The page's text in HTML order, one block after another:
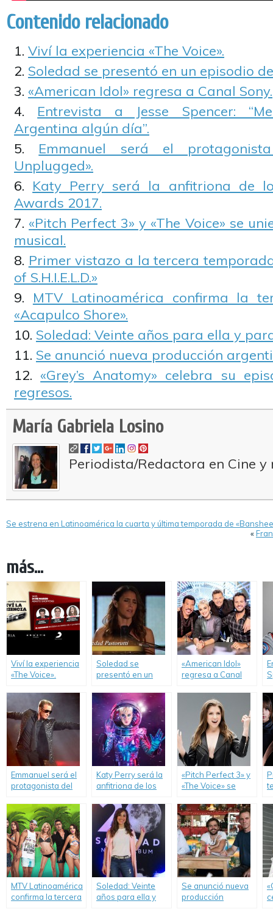
Contenido relacionado
Viví la experiencia «The Voice».
Soledad se presentó en un episodio
«American Idol» regresa a Canal Sony.
Entrevista a Jesse Spencer:
Argentina algún día”.
Emmanuel será el
Unplugged».
Katy Perry será la anfitriona de
Awards 2017.
«Pitch Perfect 3» y «The Voice» se
musical.
Primer vistazo a la tercera
of S.H.I.E.L.D.»
MTV Latinoamérica confirma la
«Acapulco Shore».
Soledad: Veinte años para ella y
Se anunció nueva producción
«Grey’s Anatomy» celebra su
regresos.
María Gabriela Losino
Periodista/Redactora en Cine y
Se estrena en Latinoamérica la cuarta y última temporada de
«
más...
Viví la experiencia
«The Voice».
Soledad se
presentó en un
Bachelorette».
«American Idol»
regresa a Canal
Emmanuel será el
protagonista del
Unplugged».
Katy Perry será la
anfitriona de los
Awards 2017.
«Pitch Perfect 3» y
«The Voice» se
mashup musical.
MTV Latinoamérica
confirma la tercera
Soledad: Veinte
años para ella y
Se anunció nueva
producción